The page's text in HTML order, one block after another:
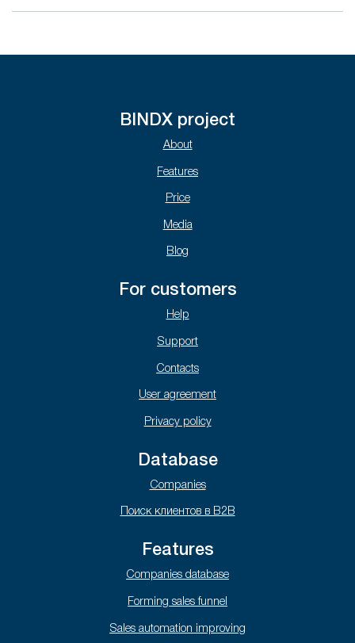
BINDX project
About
Features
Price
Media
Blog
For customers
Help
Support
Contacts
User agreement
Privacy policy
Database
Companies
Поиск клиентов в B2B
Features
Companies database
Forming sales funnel
Sales automation improving